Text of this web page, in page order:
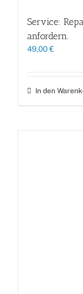
Service:
anfordern.
49,00 €
In den